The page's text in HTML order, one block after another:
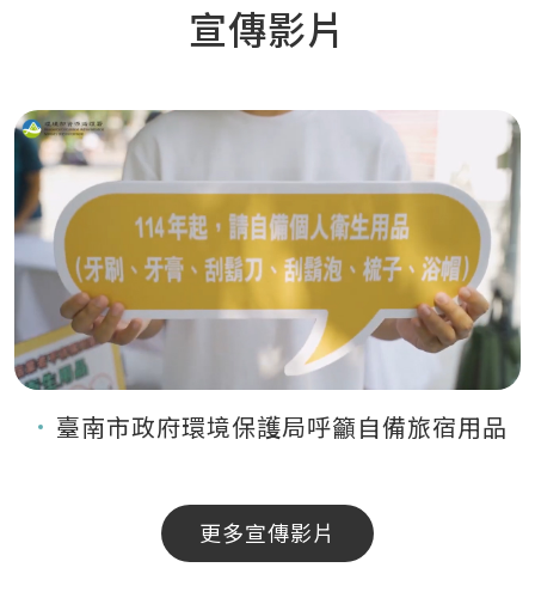
宣傳影片
臺南市政府環境保護局呼籲自備旅宿用品
更多宣傳影片